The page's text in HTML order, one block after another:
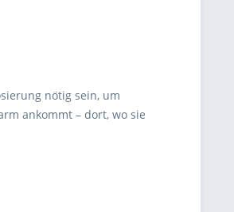
nötig sein, um
ankommt – dort, wo sie